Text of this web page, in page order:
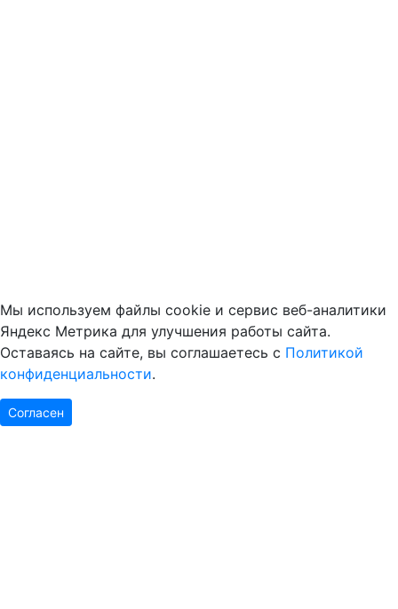
Мы используем файлы cookie и сервис веб-аналитики
Яндекс Метрика для улучшения работы сайта.
Оставаясь на сайте, вы соглашаетесь с Политикой
конфиденциальности.
Согласен